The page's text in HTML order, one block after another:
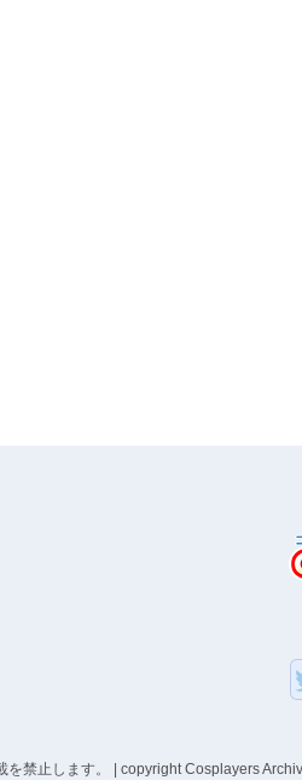
禁止します。 | copyright Cosplayers